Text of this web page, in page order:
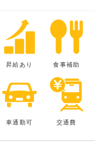
昇給あり 食事補助
車通勤可 交通費